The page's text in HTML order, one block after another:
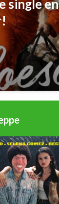
single en